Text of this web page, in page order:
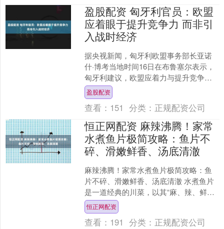
盈股配资 匈牙利官员：欧盟
应着眼于提升竞争力 而非引
入战时经济
据央视新闻，匈牙利欧盟事务部长亚诺
什·博考当地时间16日在布鲁塞尔表示，
匈牙利建议，欧盟应着力与提升竞争
力，而不是引入战时经济，如果不降低
能源价格，这一目标将无....
盈股配资
查看： 151 分类： 正规配资公司
恒正网配资 麻辣沸腾！家常
水煮鱼片极简攻略：鱼片不
碎、滑嫩鲜香、汤底清澈
麻辣沸腾！家常水煮鱼片极简攻略：鱼
片不碎、滑嫩鲜香、汤底清澈 水煮鱼片
是一道经典的川菜，以其“麻、辣、鲜、
香、嫩”的特点风靡全球。它看起来红红
火火很复杂，但其实....
恒正网配资
查看： 191 分类： 正规配资公司